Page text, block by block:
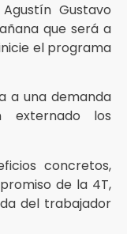
Gustavo
que será a
el programa
a una demanda
externado los
concretos,
de la 4T,
del trabajador